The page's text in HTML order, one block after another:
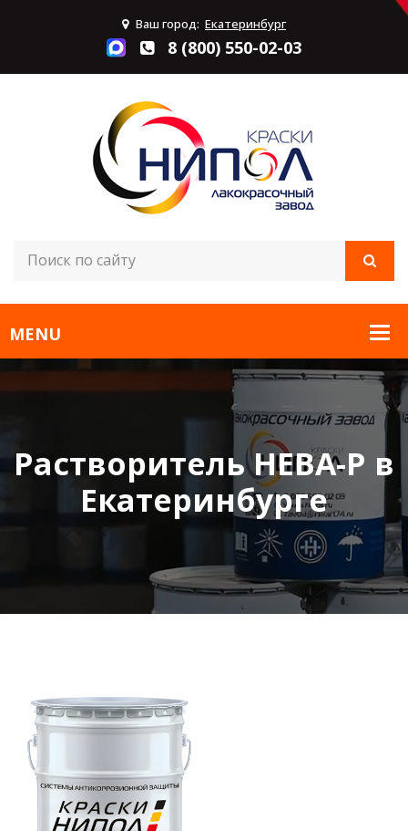
Ваш город: Екатеринбург
8 (800) 550-02-03
Растворитель НЕВА-Р в
Екатеринбурге